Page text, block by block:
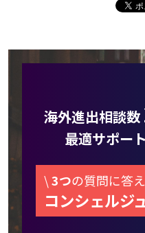
海外進出相談数
最適サポー
\3つの質問に答
コンシェルジ